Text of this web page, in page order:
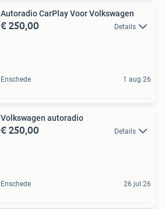
Autoradio CarPlay Voor Volkswagen
€ 250,00 Details
Enschede 1 aug 26
Volkswagen autoradio
€ 250,00 Details
Enschede 26 jul 26